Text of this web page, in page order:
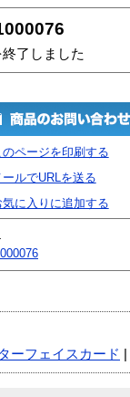
了しました
ページを印刷する
ルでURLを送る
気に入りに追加する
ーフェイスカード